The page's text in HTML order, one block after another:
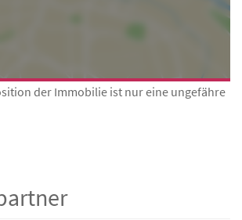
der Immobilie ist nur eine ungefähre